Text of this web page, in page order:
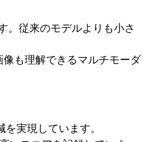
。従来のモデルよりも小さ
も理解できるマルチモーダ
実現しています。